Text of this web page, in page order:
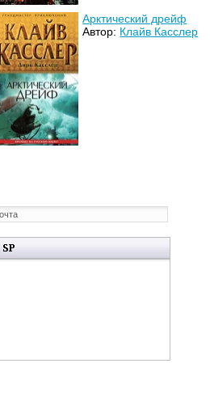
Арктический дрейф
Автор: Клайв Касслер